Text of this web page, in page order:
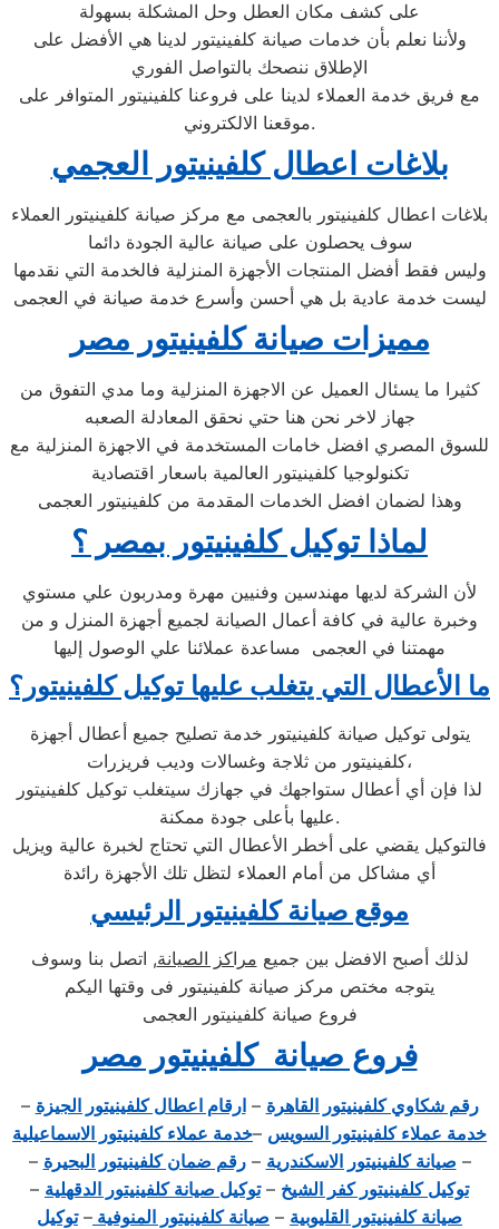
على كشف مكان العطل وحل المشكلة بسهولة
ولأننا نعلم بأن خدمات صيانة كلفينيتور لدينا هي الأفضل على
الإطلاق ننصحك بالتواصل الفوري
مع فريق خدمة العملاء لدينا على فروعنا كلفينيتور المتوافر على
موقعنا الالكتروني.
بلاغات اعطال كلفينيتور العجمي
بلاغات اعطال كلفينيتور بالعجمى مع مركز صيانة كلفينيتور العملاء
سوف يحصلون على صيانة عالية الجودة دائما
وليس فقط أفضل المنتجات الأجهزة المنزلية فالخدمة التي نقدمها
ليست خدمة عادية بل هي أحسن وأسرع خدمة صيانة في العجمى
مميزات صيانة كلفينيتور مصر
كثيرا ما يسئال العميل عن الاجهزة المنزلية وما مدي التفوق من
جهاز لاخر نحن هنا حتي نحقق المعادلة الصعبه
للسوق المصري افضل خامات المستخدمة في الاجهزة المنزلية مع
تكنولوجيا كلفينيتور العالمية باسعار اقتصادية
وهذا لضمان افضل الخدمات المقدمة من كلفينيتور العجمى
لماذا توكيل كلفينيتور بمصر ؟
لأن الشركة لديها مهندسين وفنيين مهرة ومدربون علي مستوي
وخبرة عالية في كافة أعمال الصيانة لجميع أجهزة المنزل و من
مهمتنا في العجمى مساعدة عملائنا علي الوصول إليها
ما الأعطال التي يتغلب عليها توكيل كلفينيتور؟
يتولى توكيل صيانة كلفينيتور خدمة تصليح جميع أعطال أجهزة
كلفينيتور من ثلاجة وغسالات وديب فريزرات،
لذا فإن أي أعطال ستواجهك في جهازك سيتغلب توكيل كلفينيتور
عليها بأعلى جودة ممكنة.
فالتوكيل يقضي على أخطر الأعطال التي تحتاج لخبرة عالية ويزيل
أي مشاكل من أمام العملاء لتظل تلك الأجهزة رائدة
موقع صيانة كلفينيتور الرئيسي
لذلك أصبح الافضل بين جميع مراكز الصيانة, اتصل بنا وسوف
يتوجه مختص مركز صيانة كلفينيتور فى وقتها اليكم
فروع صيانة كلفينيتور العجمى
فروع صيانة كلفينيتور مصر
رقم شكاوي كلفينيتور القاهرة –ارقام اعطال كلفينيتور الجيزة –
خدمة عملاء كلفينيتور السويس –خدمة عملاء كلفينيتور الاسماعيلية
– صيانة كلفينيتور الاسكندرية –رقم ضمان كلفينيتور البحيرة –
توكيل كلفينيتور كفر الشيخ –توكيل صيانة كلفينيتور الدقهلية –
صيانة كلفينيتور القليوبية – صيانة كلفينيتور المنوفية –توكيل